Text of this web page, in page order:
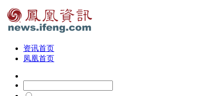
资讯首页
凤凰首页